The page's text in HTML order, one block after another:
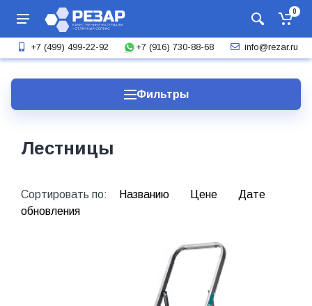
0
+7 (499) 499-22-92 +7 (916) 730-88-68 info@rezar.ru
Фильтры
Лестницы
Сортировать по: Названию Цене
Дате
обновления